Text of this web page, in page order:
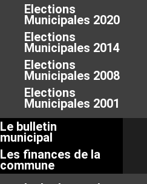
Elections
Municipales 2020
Elections
Municipales 2014
Elections
Municipales 2008
Elections
Municipales 2001
Le bulletin
municipal
Les finances de la
commune